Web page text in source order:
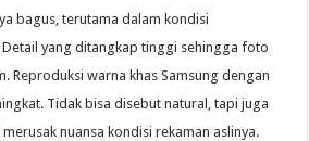
bagus, terutama dalam kondisi
Detail yang ditangkap tinggi sehingga foto
Reproduksi warna khas Samsung dengan
Tidak bisa disebut natural, tapi juga
nuansa kondisi rekaman aslinya.